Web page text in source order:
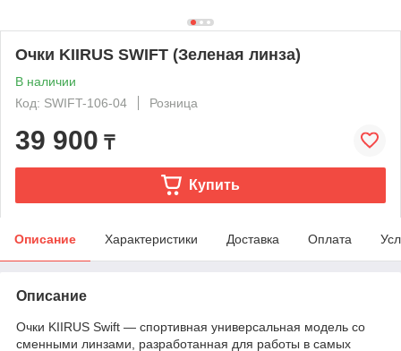
Очки KIIRUS SWIFT (Зеленая линза)
В наличии
Код: SWIFT-106-04
Розница
39 900 ₸
Купить
Описание Характеристики Доставка Оплата
Описание
Очки KIIRUS Swift — спортивная универсальная модель со
сменными линзами, разработанная для работы в самых